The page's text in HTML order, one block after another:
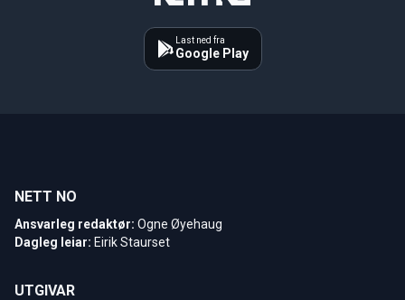
Last ned fra
Google Play
NETT NO
Ansvarleg redaktør: Ogne Øyehaug
Dagleg leiar: Eirik Staurset
UTGIVAR